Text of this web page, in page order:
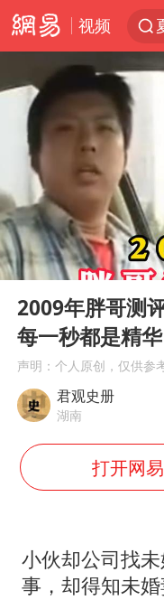
视频
Play
00:00
2009年胖哥测
每一秒都是精华
声明：个人原创，仅供参
君观史册
湖南
打开网
小伙却公司找
事，却得知未婚